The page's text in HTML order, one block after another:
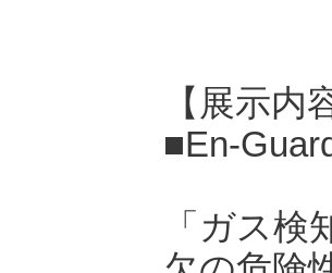
【展示内
■En-
「ガス